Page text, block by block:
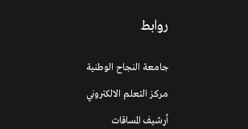
روابط
جامعة النجاح الوطنية
مركز التعلم الالكتروني
أرشيف المساقات